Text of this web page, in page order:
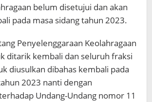
belum disetujui dan akan
pada masa sidang tahun 2023.
Penyelenggaraan Keolahragaan
ditarik kembali dan seluruh fraksi
diusulkan dibahas kembali pada
2023 nanti dengan
Undang-Undang nomor 11